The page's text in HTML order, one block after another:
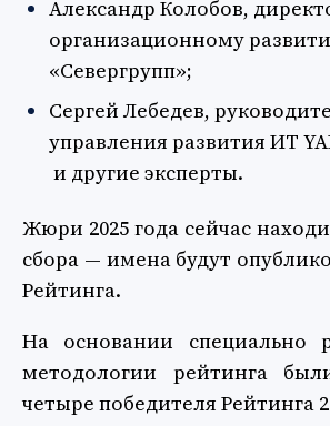
Александр Колобов,
организационному
«Севергрупп»;
Сергей Лебедев,
управления развития ИТ
и другие эксперты.
Жюри 2025 года сейчас
сбора — имена будут
Рейтинга.
На основании специально
методологии рейтинга
четыре победителя Рейтинга